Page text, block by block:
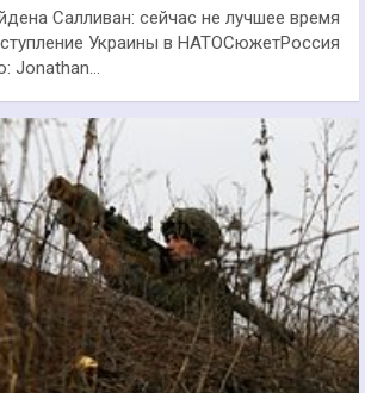
Салливан: сейчас не лучшее время
Украины в НАТОСюжетРоссия
Jonathan…